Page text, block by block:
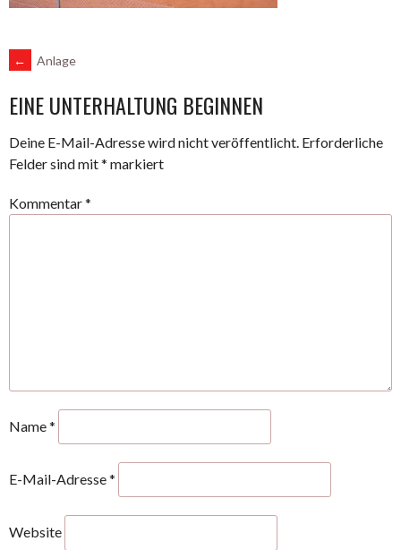
ARTIKEL-
NAVIGATION
← Anlage
EINE UNTERHALTUNG BEGINNEN
Deine E-Mail-Adresse wird nicht veröffentlicht. Erforderliche
Felder sind mit* markiert
Kommentar*
Name*
E-Mail-Adresse*
Website